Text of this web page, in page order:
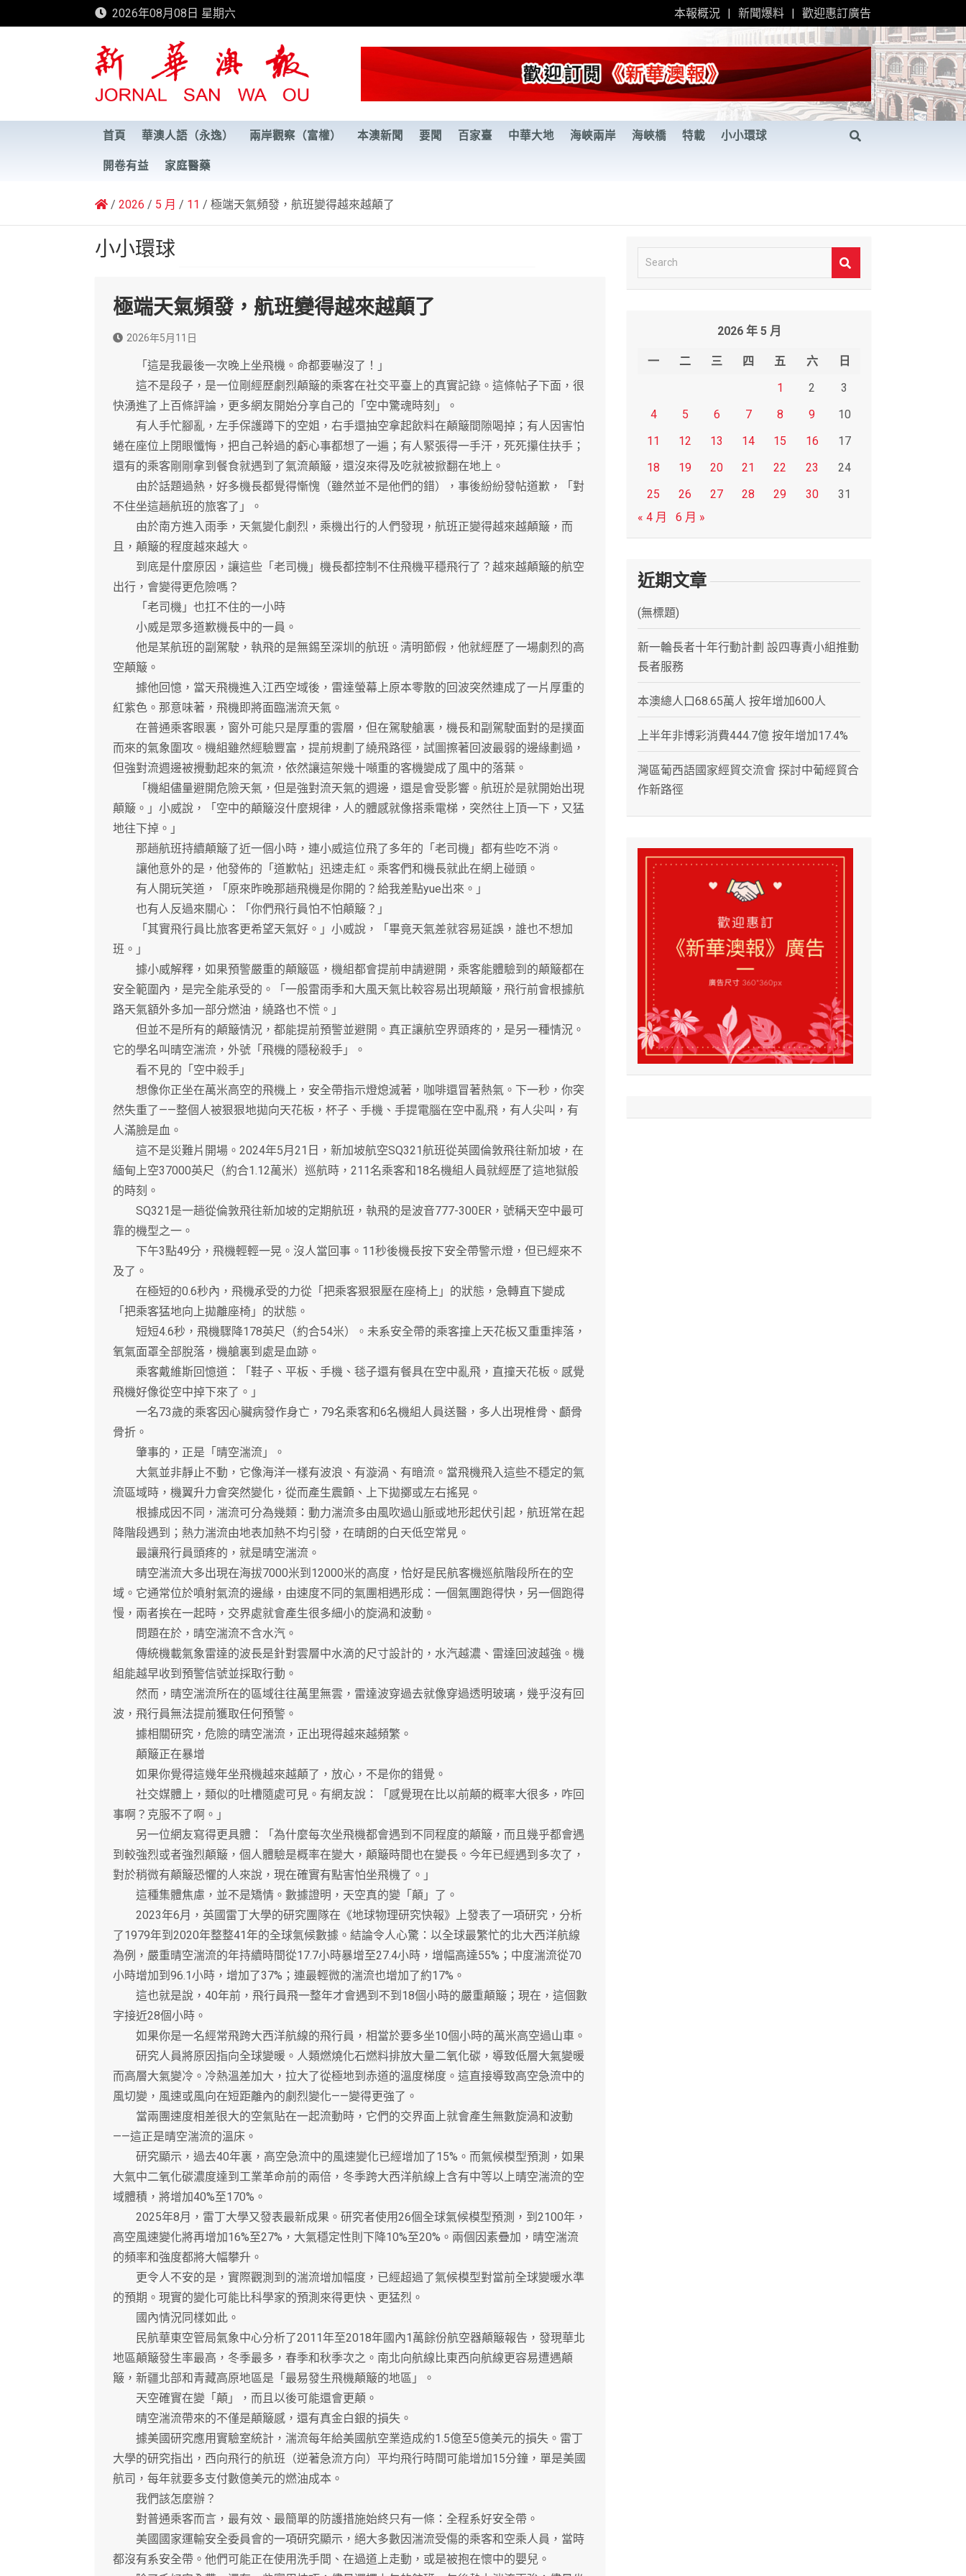
to
2026年08月08日 星期六 本報概況 新聞爆料 歡迎惠訂廣告
新華澳報
首頁 華澳人語（永逸） 兩岸觀察（富權） 本澳新聞 要聞 百家臺 中華大地 海峽兩岸 海峽橋 特載 小小環球
開卷有益 家庭醫藥
2026 5 月 11 極端天氣頻發，航班變得越來越顛了
小小環球
極端天氣頻發，航班變得越來越顛了
2026年5月11日
「這是我最後一次晚上坐飛機。命都要嚇沒了！」
這不是段子，是一位剛經歷劇烈顛簸的乘客在社交平臺上的真實記錄。這條帖子下面，很
快湧進了上百條評論，更多網友開始分享自己的「空中驚魂時刻」。
有人手忙腳亂，左手保護蹲下的空姐，右手還抽空拿起飲料在顛簸間隙喝掉；有人因害怕
蜷在座位上閉眼懺悔，把自己幹過的虧心事都想了一遍；有人緊張得一手汗，死死攥住扶手；
還有的乘客剛剛拿到餐食就遇到了氣流顛簸，還沒來得及吃就被掀翻在地上。
由於話題過熱，好多機長都覺得慚愧（雖然並不是他們的錯），事後紛紛發帖道歉，「對
不住坐這趟航班的旅客了」。
由於南方進入雨季，天氣變化劇烈，乘機出行的人們發現，航班正變得越來越顛簸，而
且，顛簸的程度越來越大。
到底是什麼原因，讓這些「老司機」機長都控制不住飛機平穩飛行了？越來越顛簸的航空
出行，會變得更危險嗎？
「老司機」也扛不住的一小時
小威是眾多道歉機長中的一員。
他是某航班的副駕駛，執飛的是無錫至深圳的航班。清明節假，他就經歷了一場劇烈的高
空顛簸。
據他回憶，當天飛機進入江西空域後，雷達螢幕上原本零散的回波突然連成了一片厚重的
紅紫色。那意味著，飛機即將面臨湍流天氣。
在普通乘客眼裏，窗外可能只是厚重的雲層，但在駕駛艙裏，機長和副駕駛面對的是撲面
而來的氣象圍攻。機組雖然經驗豐富，提前規劃了繞飛路徑，試圖擦著回波最弱的邊緣劃過，
但強對流週邊被攪動起來的氣流，依然讓這架幾十噸重的客機變成了風中的落葉。
「機組儘量避開危險天氣，但是強對流天氣的週邊，還是會受影響。航班於是就開始出現
顛簸。」小威說，「空中的顛簸沒什麼規律，人的體感就像搭乘電梯，突然往上頂一下，又猛
地往下掉。」
那趟航班持續顛簸了近一個小時，連小威這位飛了多年的「老司機」都有些吃不消。
讓他意外的是，他發佈的「道歉帖」迅速走紅。乘客們和機長就此在網上碰頭。
有人開玩笑道，「原來昨晚那趟飛機是你開的？給我差點yue出來。」
也有人反過來關心：「你們飛行員怕不怕顛簸？」
「其實飛行員比旅客更希望天氣好。」小威說，「畢竟天氣差就容易延誤，誰也不想加
班。」
據小威解釋，如果預警嚴重的顛簸區，機組都會提前申請避開，乘客能體驗到的顛簸都在
安全範圍內，是完全能承受的。「一般雷雨季和大風天氣比較容易出現顛簸，飛行前會根據航
路天氣額外多加一部分燃油，繞路也不慌。」
但並不是所有的顛簸情況，都能提前預警並避開。真正讓航空界頭疼的，是另一種情況。
它的學名叫晴空湍流，外號「飛機的隱秘殺手」。
看不見的「空中殺手」
想像你正坐在萬米高空的飛機上，安全帶指示燈熄滅著，咖啡還冒著熱氣。下一秒，你突
然失重了——整個人被狠狠地拋向天花板，杯子、手機、手提電腦在空中亂飛，有人尖叫，有
人滿臉是血。
這不是災難片開場。2024年5月21日，新加坡航空SQ321航班從英國倫敦飛往新加坡，在
緬甸上空37000英尺（約合1.12萬米）巡航時，211名乘客和18名機組人員就經歷了這地獄般
的時刻。
SQ321是一趟從倫敦飛往新加坡的定期航班，執飛的是波音777-300ER，號稱天空中最可
靠的機型之一。
下午3點49分，飛機輕輕一晃。沒人當回事。11秒後機長按下安全帶警示燈，但已經來不
及了。
在極短的0.6秒內，飛機承受的力從「把乘客狠狠壓在座椅上」的狀態，急轉直下變成
「把乘客猛地向上拋離座椅」的狀態。
短短4.6秒，飛機驟降178英尺（約合54米）。未系安全帶的乘客撞上天花板又重重摔落，
氧氣面罩全部脫落，機艙裏到處是血跡。
乘客戴維斯回憶道：「鞋子、平板、手機、毯子還有餐具在空中亂飛，直撞天花板。感覺
飛機好像從空中掉下來了。」
一名73歲的乘客因心臟病發作身亡，79名乘客和6名機組人員送醫，多人出現椎骨、顱骨
骨折。
肇事的，正是「晴空湍流」。
大氣並非靜止不動，它像海洋一樣有波浪、有漩渦、有暗流。當飛機飛入這些不穩定的氣
流區域時，機翼升力會突然變化，從而產生震顫、上下拋擲或左右搖晃。
根據成因不同，湍流可分為幾類：動力湍流多由風吹過山脈或地形起伏引起，航班常在起
降階段遇到；熱力湍流由地表加熱不均引發，在晴朗的白天低空常見。
最讓飛行員頭疼的，就是晴空湍流。
晴空湍流大多出現在海拔7000米到12000米的高度，恰好是民航客機巡航階段所在的空
域。它通常位於噴射氣流的邊緣，由速度不同的氣團相遇形成：一個氣團跑得快，另一個跑得
慢，兩者挨在一起時，交界處就會產生很多細小的旋渦和波動。
問題在於，晴空湍流不含水汽。
傳統機載氣象雷達的波長是針對雲層中水滴的尺寸設計的，水汽越濃、雷達回波越強。機
組能越早收到預警信號並採取行動。
然而，晴空湍流所在的區域往往萬里無雲，雷達波穿過去就像穿過透明玻璃，幾乎沒有回
波，飛行員無法提前獲取任何預警。
據相關研究，危險的晴空湍流，正出現得越來越頻繁。
顛簸正在暴增
如果你覺得這幾年坐飛機越來越顛了，放心，不是你的錯覺。
社交媒體上，類似的吐槽隨處可見。有網友說：「感覺現在比以前顛的概率大很多，咋回
事啊？克服不了啊。」
另一位網友寫得更具體：「為什麼每次坐飛機都會遇到不同程度的顛簸，而且幾乎都會遇
到較強烈或者強烈顛簸，個人體驗是概率在變大，顛簸時間也在變長。今年已經遇到多次了，
對於稍微有顛簸恐懼的人來說，現在確實有點害怕坐飛機了。」
這種集體焦慮，並不是矯情。數據證明，天空真的變「顛」了。
2023年6月，英國雷丁大學的研究團隊在《地球物理研究快報》上發表了一項研究，分析
了1979年到2020年整整41年的全球氣候數據。結論令人心驚：以全球最繁忙的北大西洋航線
為例，嚴重晴空湍流的年持續時間從17.7小時暴增至27.4小時，增幅高達55%；中度湍流從70
小時增加到96.1小時，增加了37%；連最輕微的湍流也增加了約17%。
這也就是說，40年前，飛行員飛一整年才會遇到不到18個小時的嚴重顛簸；現在，這個數
字接近28個小時。
如果你是一名經常飛跨大西洋航線的飛行員，相當於要多坐10個小時的萬米高空過山車。
研究人員將原因指向全球變暖。人類燃燒化石燃料排放大量二氧化碳，導致低層大氣變暖
而高層大氣變冷。冷熱溫差加大，拉大了從極地到赤道的溫度梯度。這直接導致高空急流中的
風切變，風速或風向在短距離內的劇烈變化——變得更強了。
當兩團速度相差很大的空氣貼在一起流動時，它們的交界面上就會產生無數旋渦和波動
——這正是晴空湍流的溫床。
研究顯示，過去40年裏，高空急流中的風速變化已經增加了15%。而氣候模型預測，如果
大氣中二氧化碳濃度達到工業革命前的兩倍，冬季跨大西洋航線上含有中等以上晴空湍流的空
域體積，將增加40%至170%。
2025年8月，雷丁大學又發表最新成果。研究者使用26個全球氣候模型預測，到2100年，
高空風速變化將再增加16%至27%，大氣穩定性則下降10%至20%。兩個因素疊加，晴空湍流
的頻率和強度都將大幅攀升。
更令人不安的是，實際觀測到的湍流增加幅度，已經超過了氣候模型對當前全球變暖水準
的預期。現實的變化可能比科學家的預測來得更快、更猛烈。
國內情況同樣如此。
民航華東空管局氣象中心分析了2011年至2018年國內1萬餘份航空器顛簸報告，發現華北
地區顛簸發生率最高，冬季最多，春季和秋季次之。南北向航線比東西向航線更容易遭遇顛
簸，新疆北部和青藏高原地區是「最易發生飛機顛簸的地區」。
天空確實在變「顛」，而且以後可能還會更顛。
晴空湍流帶來的不僅是顛簸感，還有真金白銀的損失。
據美國研究應用實驗室統計，湍流每年給美國航空業造成約1.5億至5億美元的損失。雷丁
大學的研究指出，西向飛行的航班（逆著急流方向）平均飛行時間可能增加15分鐘，單是美國
航司，每年就要多支付數億美元的燃油成本。
我們該怎麼辦？
對普通乘客而言，最有效、最簡單的防護措施始終只有一條：全程系好安全帶。
美國國家運輸安全委員會的一項研究顯示，絕大多數因湍流受傷的乘客和空乘人員，當時
都沒有系安全帶。他們可能正在使用洗手間、在過道上走動，或是被抱在懷中的嬰兒。
e
2026 年 5 月
一 二 三 四 五 六
日
1
2
3
4
5 6 7 8 9
10
11
12 13 14 15 16
17
18
19 20 21 22 23
24
25
26 27 28 29 30
31
« 4 月
6 月 »
近期文章
(無標題)
新一輪長者十年行動計劃 設四專責小組推動
長者服務
本澳總人口68.65萬人 按年增加600人
上半年非博彩消費444.7億 按年增加17.4%
灣區葡西語國家經貿交流會 探討中葡經貿合
作新路徑